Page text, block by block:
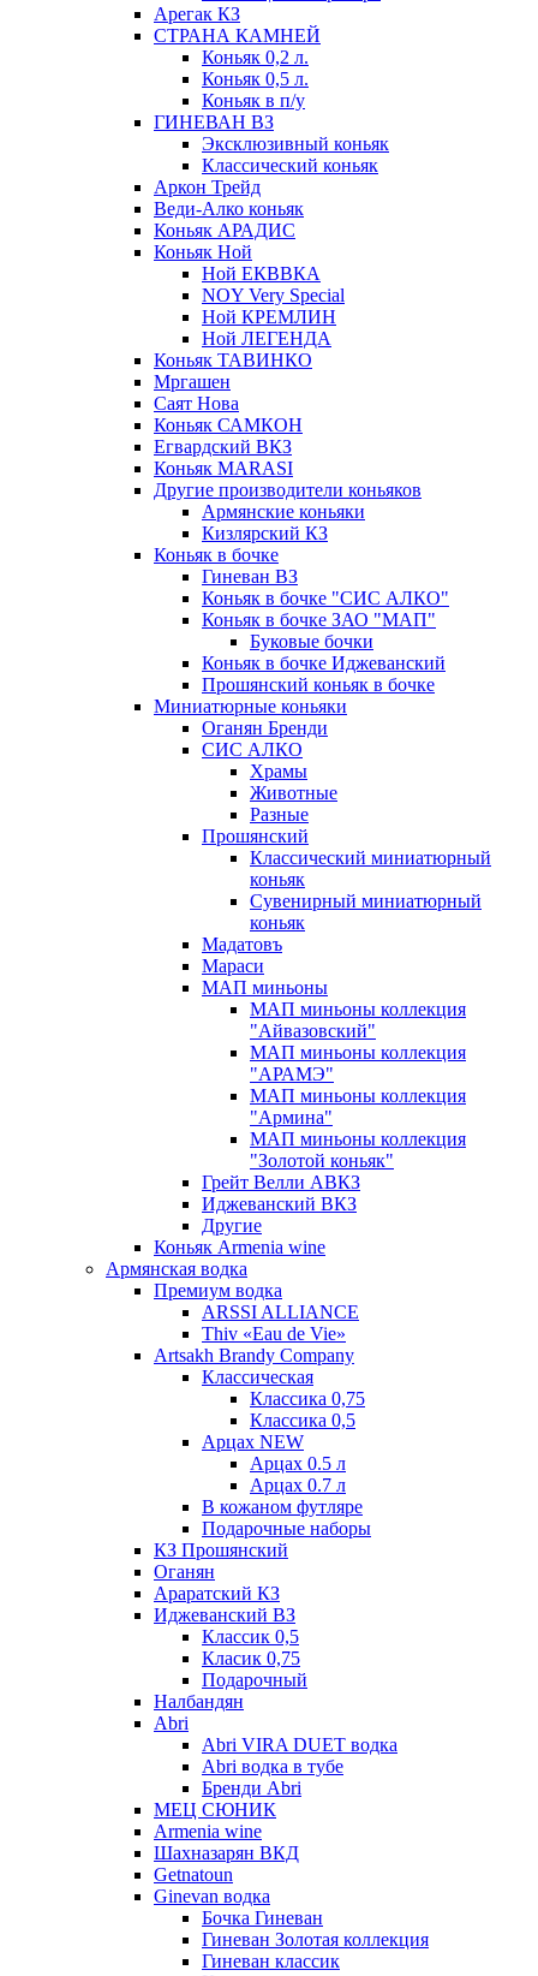
Арегак КЗ
СТРАНА КАМНЕЙ
Коньяк 0,2 л.
Коньяк 0,5 л.
Коньяк в п/у
ГИНЕВАН ВЗ
Эксклюзивный коньяк
Классический коньяк
Аркон Трейд
Веди-Алко коньяк
Коньяк АРАДИС
Коньяк Ной
Ной ЕКВВКА
NOY Very Special
Ной КРЕМЛИН
Ной ЛЕГЕНДА
Коньяк ТАВИНКО
Мргашен
Саят Нова
Коньяк САМКОН
Егвардский ВКЗ
Коньяк MARASI
Другие производители коньяков
Армянские коньяки
Кизлярский КЗ
Коньяк в бочке
Гиневан ВЗ
Коньяк в бочке "СИС АЛКО"
Коньяк в бочке ЗАО "МАП"
Буковые бочки
Коньяк в бочке Иджеванский
Прошянский коньяк в бочке
Миниатюрные коньяки
Оганян Бренди
СИС АЛКО
Храмы
Животные
Разные
Прошянский
Классический миниатюрный
коньяк
Сувенирный миниатюрный
коньяк
Мадатовъ
Мараси
МАП миньоны
МАП миньоны коллекция
"Айвазовский"
МАП миньоны коллекция
"АРАМЭ"
МАП миньоны коллекция
"Армина"
МАП миньоны коллекция
"Золотой коньяк"
Грейт Велли АВКЗ
Иджеванский ВКЗ
Другие
Коньяк Armenia wine
Армянская водка
Премиум водка
ARSSI ALLIANCE
Thiv «Eau de Vie»
Artsakh Brandy Company
Классическая
Классика 0,75
Классика 0,5
Арцах NEW
Арцах 0.5 л
Арцах 0.7 л
В кожаном футляре
Подарочные наборы
КЗ Прошянский
Оганян
Араратский КЗ
Иджеванский ВЗ
Классик 0,5
Класик 0,75
Подарочный
Налбандян
Abri
Abri VIRA DUET водка
Abri водка в тубе
Бренди Abri
МЕЦ СЮНИК
Armenia wine
Шахназарян ВКД
Getnatoun
Ginevan водка
Бочка Гиневан
Гиневан Золотая коллекция
Гиневан классик